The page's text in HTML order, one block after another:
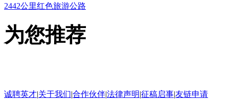
2442公里红色旅游公路
为您推荐
诚聘英才|关于我们|合作伙伴|法律声明|征稿启事|友链申请